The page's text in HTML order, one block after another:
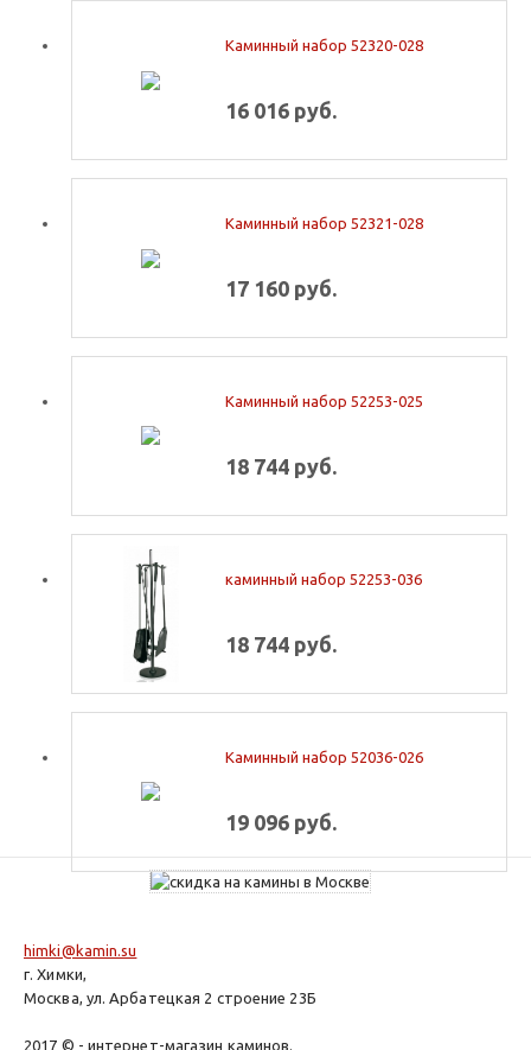
Каминный набор 52320-028
16 016 руб.
Каминный набор 52321-028
17 160 руб.
Каминный набор 52253-025
18 744 руб.
каминный набор 52253-036
18 744 руб.
Каминный набор 52036-026
19 096 руб.
himki@kamin.su
г. Химки,
Москва, ул. Арбатецкая 2 строение 23Б
2017 © - интернет-магазин каминов.